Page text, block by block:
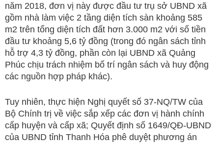
năm 2018, đơn vị này được đầu tư trụ sở UBND xã
gồm nhà làm việc 2 tầng diện tích sàn khoảng 585
m2 trên tổng diện tích đất hơn 3.000 m2 với số tiền
đầu tư khoảng 5,6 tỷ đồng (trong đó ngân sách tỉnh
hỗ trợ 4,3 tỷ đồng, phần còn lại UBND xã Quảng
Phúc chịu trách nhiệm bố trí ngân sách và huy động
các nguồn hợp pháp khác).
Tuy nhiên, thực hiện Nghị quyết số 37-NQ/TW của
Bộ Chính trị về việc sắp xếp các đơn vị hành chính
cấp huyện và cấp xã; Quyết định số 1649/QĐ-UBND
của UBND tỉnh Thanh Hóa phê duyệt phương án